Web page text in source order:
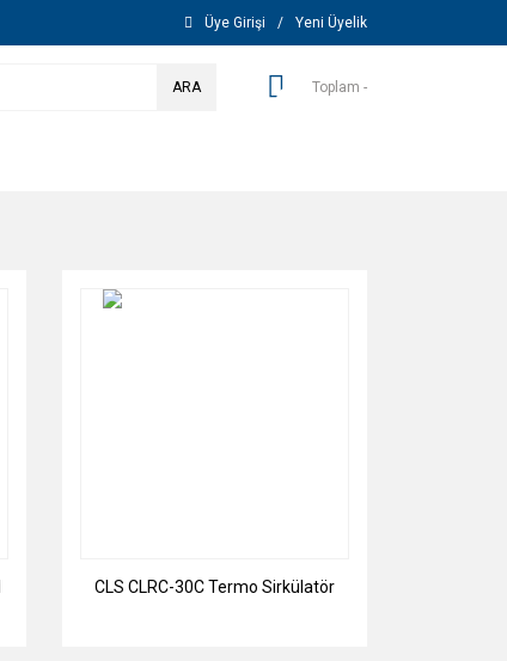
Üye Girişi / Yeni Üyelik
ARA Toplam -
CLS CLRC-30C Termo Sirkülatör